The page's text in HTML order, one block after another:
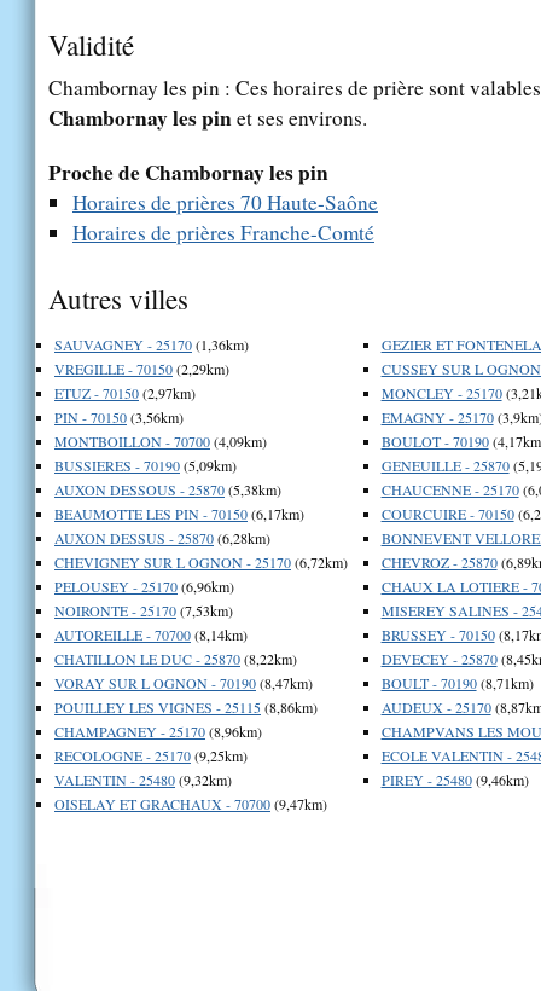
Validité
Chambornay les pin : Ces horaires de prière sont
Chambornay les pinet ses environs.
Proche de Chambornay les pin
Horaires de prières 70 Haute-Saône
Horaires de prières Franche-Comté
Autres villes
SAUVAGNEY - 25170(1,36km)
VREGILLE - 70150(2,29km)
ETUZ - 70150(2,97km)
PIN - 70150(3,56km)
MONTBOILLON - 70700(4,09km)
BUSSIERES - 70190(5,09km)
AUXON DESSOUS - 25870(5,38km)
BEAUMOTTE LES PIN - 70150(6,17km)
AUXON DESSUS - 25870(6,28km)
CHEVIGNEY SUR L OGNON - 25170(6,72km)
PELOUSEY - 25170(6,96km)
NOIRONTE - 25170(7,53km)
AUTOREILLE - 70700(8,14km)
CHATILLON LE DUC - 25870(8,22km)
VORAY SUR L OGNON - 70190(8,47km)
POUILLEY LES VIGNES - 25115(8,86km)
CHAMPAGNEY - 25170(8,96km)
RECOLOGNE - 25170(9,25km)
VALENTIN - 25480(9,32km)
OISELAY ET GRACHAUX - 70700(9,47km)
GEZIER ET
CUSSEY SUR L
MONCLEY - 25170
EMAGNY - 25170
BOULOT - 70190
GENEUILLE - 25870
CHAUCENNE - 25170
COURCUIRE - 70150
BONNEVENT
CHEVROZ - 25870
CHAUX LA LOTIERE -
MISEREY SALINES -
BRUSSEY - 70150
DEVECEY - 25870
BOULT - 70190(8,71km)
AUDEUX - 25170
CHAMPVANS LES
ECOLE VALENTIN -
PIREY - 25480(9,46km)